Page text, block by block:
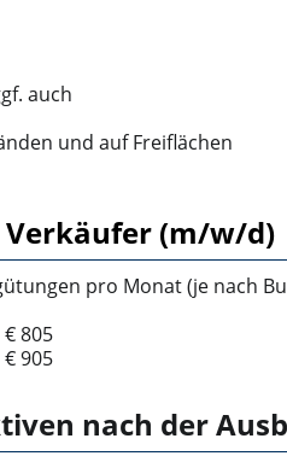
auch
und auf Freiflächen
(m/w/d)
pro Monat (je nach
805
905
nach der